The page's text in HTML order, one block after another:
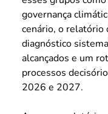
governança
cenário, o relatório
diagnóstico
alcançados e um
processos
2026 e 2027.